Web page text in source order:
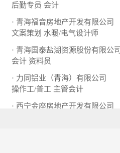
后勤专员 会计
· 青海福音房地产开发有限公司
文案策划 水暖/电气设计师
· 青海国泰盐湖资源股份有限公司
会计 资料员
· 力同铝业（青海）有限公司
操作工/普工 主管会计
· 西宁金座房地产开发有限公司